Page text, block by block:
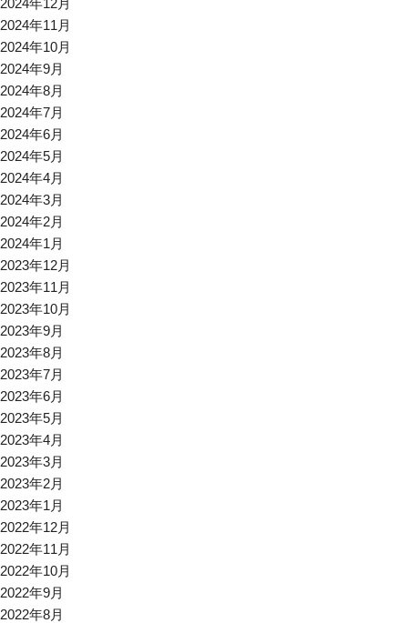
2024年11月
2024年10月
2024年9月
2024年8月
2024年7月
2024年6月
2024年5月
2024年4月
2024年3月
2024年2月
2024年1月
2023年12月
2023年11月
2023年10月
2023年9月
2023年8月
2023年7月
2023年6月
2023年5月
2023年4月
2023年3月
2023年2月
2023年1月
2022年12月
2022年11月
2022年10月
2022年9月
2022年8月